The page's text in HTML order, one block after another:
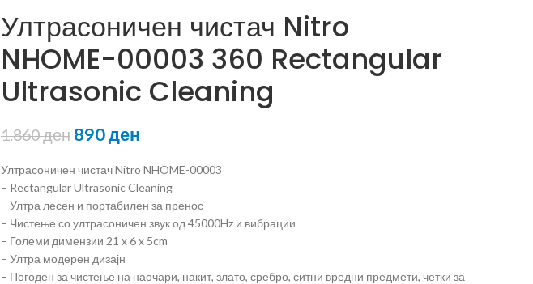
Ултрасоничен чистач Nitro
NHOME-00003 360 Rectangular
Ultrasonic Cleaning
1.860ден 890ден
Ултрасоничен чистач Nitro NHOME-00003
– Rectangular Ultrasonic Cleaning
– Ултра лесен и портабилен за пренос
– Чистење со ултрасоничен звук од 45000Hz и вибрации
– Големи димензии 21 x 6 x 5cm
– Ултра модерен дизајн
– Погоден за чистење на наочари, накит, злато, сребро, ситни вредни предмети, четки за